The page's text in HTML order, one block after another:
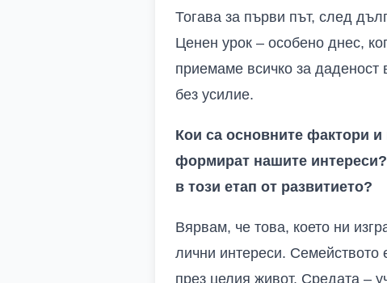
Тогава за първи път, след
Ценен урок – особено днес,
приемаме всичко за даденост
без усилие.
Кои са основните фактори и
формират нашите
в този етап от развитието?
Вярвам, че това, което ни
лични интереси. Семейството
през целия живот. Средата –